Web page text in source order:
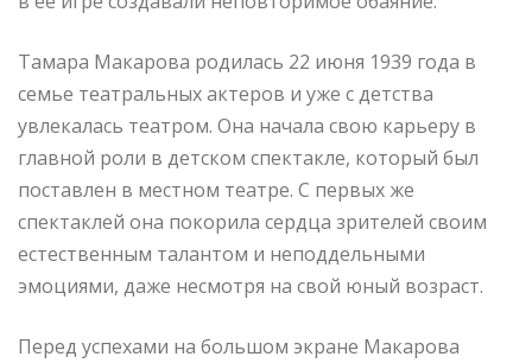
Тамара Макарова родилась 22 июня 1939 года в
семье театральных актеров и уже с детства
увлекалась театром. Она начала свою карьеру в
главной роли в детском спектакле, который был
поставлен в местном театре. С первых же
спектаклей она покорила сердца зрителей своим
естественным талантом и неподдельными
эмоциями, даже несмотря на свой юный возраст.
Перед успехами на большом экране Макарова